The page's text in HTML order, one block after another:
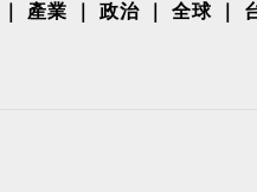
產業 政治 全球